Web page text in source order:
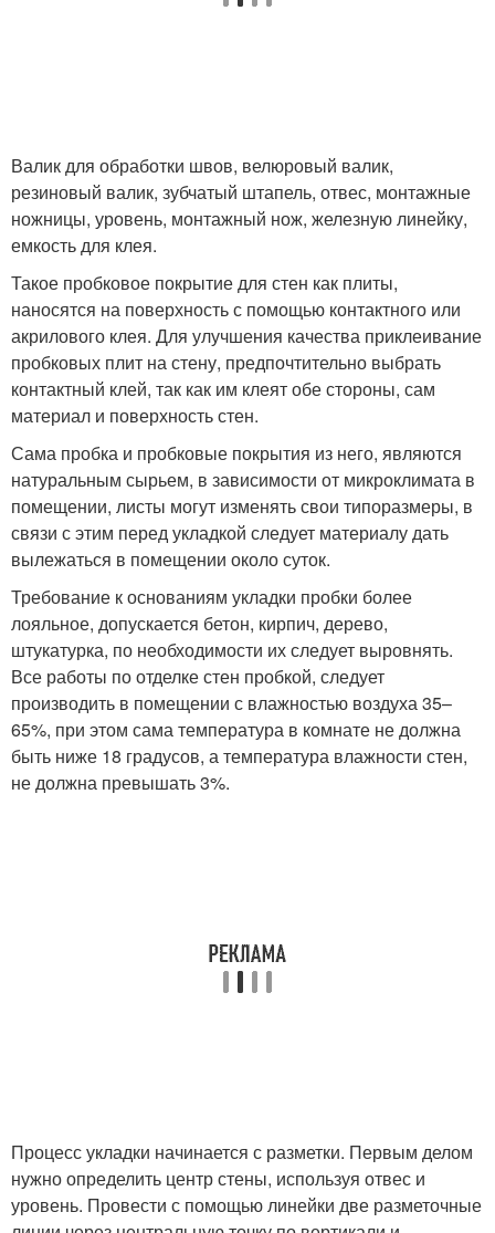
Валик для обработки швов, велюровый валик,
резиновый валик, зубчатый штапель, отвес, монтажные
ножницы, уровень, монтажный нож, железную линейку,
емкость для клея.
Такое пробковое покрытие для стен как плиты,
наносятся на поверхность с помощью контактного или
акрилового клея. Для улучшения качества приклеивание
пробковых плит на стену, предпочтительно выбрать
контактный клей, так как им клеят обе стороны, сам
материал и поверхность стен.
Сама пробка и пробковые покрытия из него, являются
натуральным сырьем, в зависимости от микроклимата в
помещении, листы могут изменять свои типоразмеры, в
связи с этим перед укладкой следует материалу дать
вылежаться в помещении около суток.
Требование к основаниям укладки пробки более
лояльное, допускается бетон, кирпич, дерево,
штукатурка, по необходимости их следует выровнять.
Все работы по отделке стен пробкой, следует
производить в помещении с влажностью воздуха 35–
65%, при этом сама температура в комнате не должна
быть ниже 18 градусов, а температура влажности стен,
не должна превышать 3%.
Процесс укладки начинается с разметки. Первым делом
нужно определить центр стены, используя отвес и
уровень. Провести с помощью линейки две разметочные